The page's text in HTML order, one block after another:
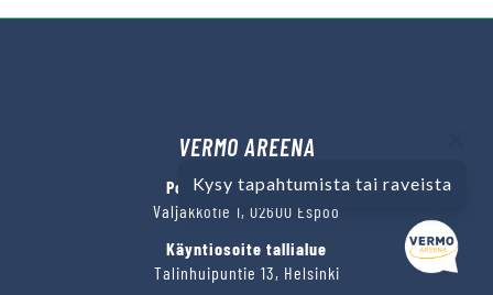
Kysy tapahtumista tai raveista
VERMO AREENA
Posti- ja käyntiosoite
Valjakkotie 1, 02600 Espoo
Käyntiosoite tallialue
Talinhuipuntie 13, Helsinki